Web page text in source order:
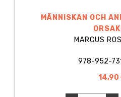
MÄNNISKAN OCH
MARCUS
978-952-
14,90